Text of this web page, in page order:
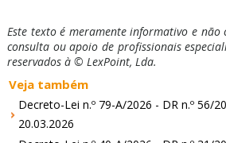
Este texto é meramente informativo e não
consulta ou apoio de profissionais
reservados à © LexPoint, Lda.
Veja também
Decreto-Lei n.º 79-A/2026 - DR n.º 56/
20.03.2026